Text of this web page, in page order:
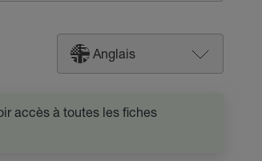
Anglais
accès à toutes les fiches